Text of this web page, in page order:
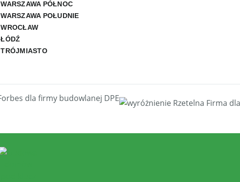
WARSZAWA PÓŁNOC
WARSZAWA POŁUDNIE
WROCŁAW
ŁÓDŹ
TRÓJMIASTO